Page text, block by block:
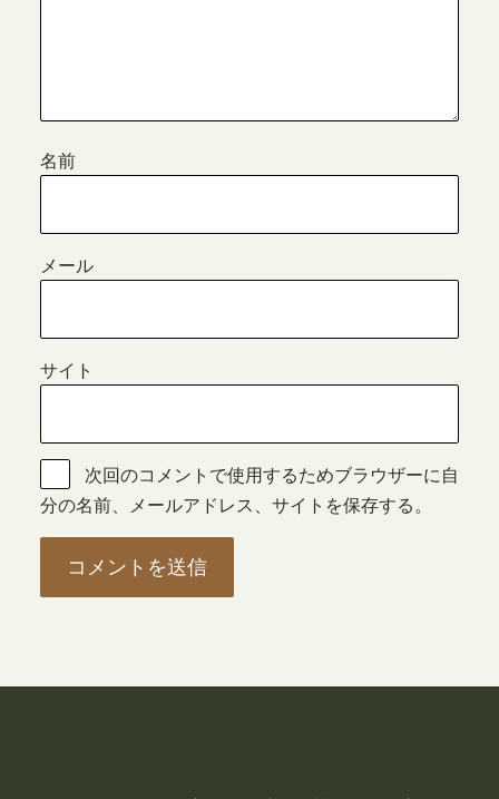
名前
メール
サイト
次回のコメントで使用するためブラウザーに自
分の名前、メールアドレス、サイトを保存する。